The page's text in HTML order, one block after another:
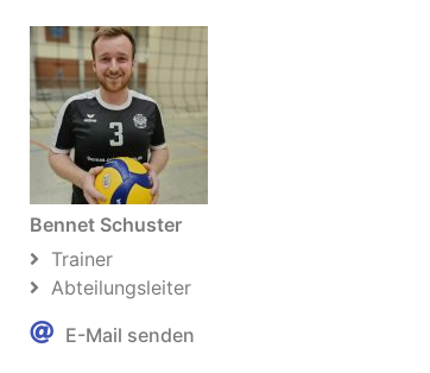
Bennet Schuster
Trainer
Abteilungsleiter
E-Mail senden